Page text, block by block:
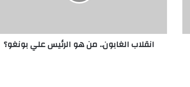
انقلاب الغابون.. من هو الرئيس علي بونغو؟